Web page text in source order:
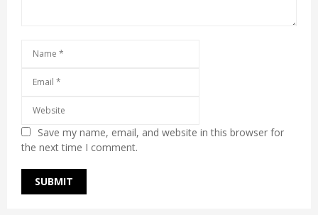
Save my name, email, and website in this browser for
the next time I comment.